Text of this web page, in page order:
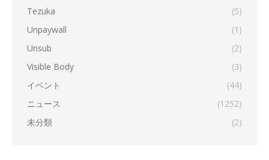
Tezuka
(5)
Unpaywall
(1)
Unsub
(2)
Visible Body
(3)
イベント
(44)
ニュース
(1252)
未分類
(2)